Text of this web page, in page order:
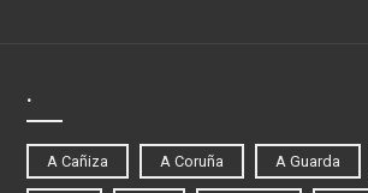
.
A Cañiza A Coruña A Guarda